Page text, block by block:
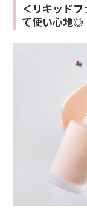
＜リキッド
て使い心地◎